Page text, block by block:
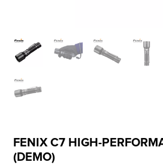
FENIX C7 HIGH-
(DEMO)